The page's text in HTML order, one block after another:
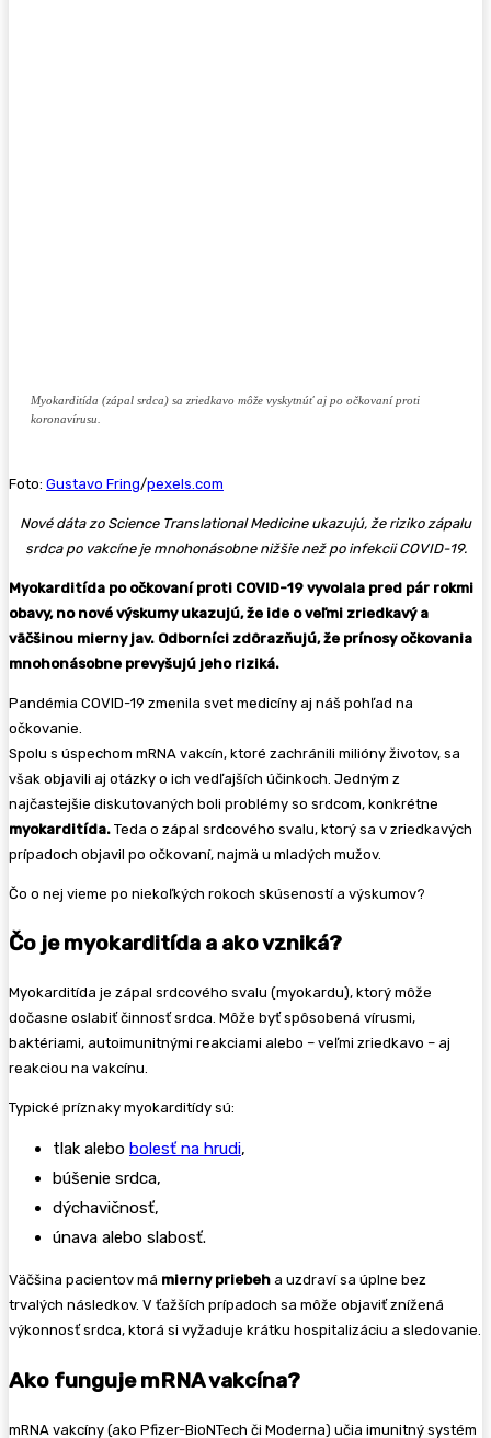
Myokarditída (zápal srdca) sa zriedkavo môže vyskytnúť aj po očkovaní proti
koronavírusu.
Foto: Gustavo Fring/pexels.com
Nové dáta zo Science Translational Medicine ukazujú, že riziko zápalu
srdca po vakcíne je mnohonásobne nižšie než po infekcii COVID-19.
Myokarditída po očkovaní proti COVID-19 vyvolala pred pár rokmi
obavy, no nové výskumy ukazujú, že ide o veľmi zriedkavý a
väčšinou mierny jav. Odborníci zdôrazňujú, že prínosy očkovania
mnohonásobne prevyšujú jeho riziká.
Pandémia COVID-19 zmenila svet medicíny aj náš pohľad na
očkovanie.
Spolu s úspechom mRNA vakcín, ktoré zachránili milióny životov, sa
však objavili aj otázky o ich vedľajších účinkoch. Jedným z
najčastejšie diskutovaných boli problémy so srdcom, konkrétne
myokarditída. Teda o zápal srdcového svalu, ktorý sa v zriedkavých
prípadoch objavil po očkovaní, najmä u mladých mužov.
Čo o nej vieme po niekoľkých rokoch skúseností a výskumov?
Čo je myokarditída a ako vzniká?
Myokarditída je zápal srdcového svalu (myokardu), ktorý môže
dočasne oslabiť činnosť srdca. Môže byť spôsobená vírusmi,
baktériami, autoimunitnými reakciami alebo – veľmi zriedkavo – aj
reakciou na vakcínu.
Typické príznaky myokarditídy sú:
tlak alebo bolesť na hrudi,
búšenie srdca,
dýchavičnosť,
únava alebo slabosť.
Väčšina pacientov má mierny priebeh a uzdraví sa úplne bez
trvalých následkov. V ťažších prípadoch sa môže objaviť znížená
výkonnosť srdca, ktorá si vyžaduje krátku hospitalizáciu a sledovanie.
Ako funguje mRNA vakcína?
mRNA vakcíny (ako Pfizer-BioNTech či Moderna) učia imunitný systém